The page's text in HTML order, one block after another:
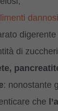
di
: nonostante
che